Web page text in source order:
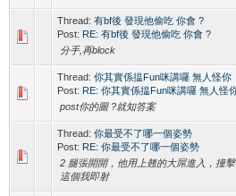
Thread: 有bf後 發現他偷吃 你會 ?
Post: RE: 有bf後 發現他偷吃 你會 ?
分手,再block
Thread: 你其實係揾Fun咪講囉 無人怪你
Post: RE: 你其實係揾Fun咪講囉 無人怪
post你的圖 ?就知答案
Thread: 你最受不了哪一個姿勢
Post: RE: 你最受不了哪一個姿勢
2 腿張開開，他用上翹的大屌進入，撞擊
這個我即射